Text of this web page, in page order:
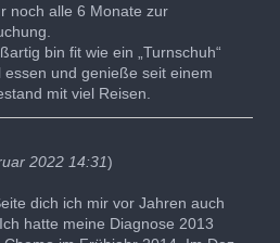
noch alle 6 Monate zur
bin fit wie ein „Turnschuh“
essen und genieße seit einem
mit viel Reisen.
2022 14:31)
dich ich mir vor Jahren auch
hatte meine Diagnose 2013